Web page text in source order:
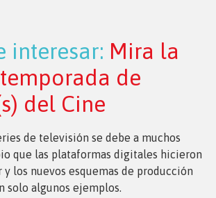
interesar: Mira la
de
del Cine
de televisión se debe a muchos
que las plataformas digitales hicieron
los nuevos esquemas de producción
solo algunos ejemplos.